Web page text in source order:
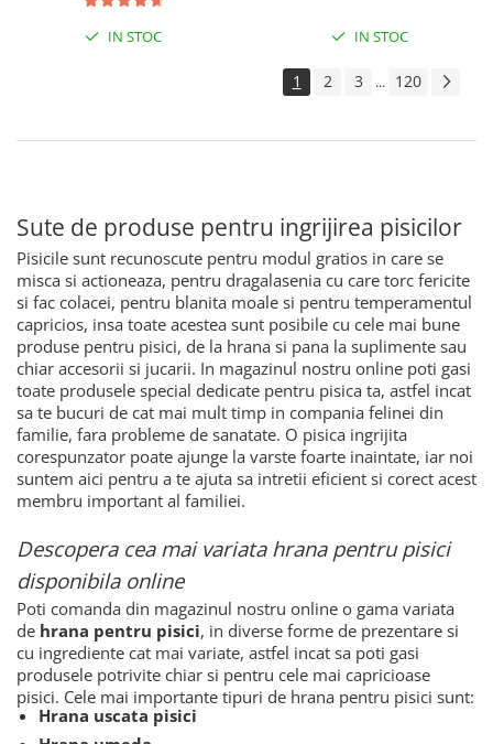
IN STOC IN STOC
1 2 3 ... 120
Sute de produse pentru ingrijirea pisicilor
Pisicile sunt recunoscute pentru modul gratios in care se
misca si actioneaza, pentru dragalasenia cu care torc fericite
si fac colacei, pentru blanita moale si pentru temperamentul
capricios, insa toate acestea sunt posibile cu cele mai bune
produse pentru pisici, de la hrana si pana la suplimente sau
chiar accesorii si jucarii. In magazinul nostru online poti gasi
toate produsele special dedicate pentru pisica ta, astfel incat
sa te bucuri de cat mai mult timp in compania felinei din
familie, fara probleme de sanatate. O pisica ingrijita
corespunzator poate ajunge la varste foarte inaintate, iar noi
suntem aici pentru a te ajuta sa intretii eficient si corect acest
membru important al familiei.
Descopera cea mai variata hrana pentru pisici
disponibila online
Poti comanda din magazinul nostru online o gama variata
de hrana pentru pisici, in diverse forme de prezentare si
cu ingrediente cat mai variate, astfel incat sa poti gasi
produsele potrivite chiar si pentru cele mai capricioase
pisici. Cele mai importante tipuri de hrana pentru pisici sunt:
Hrana uscata pisici